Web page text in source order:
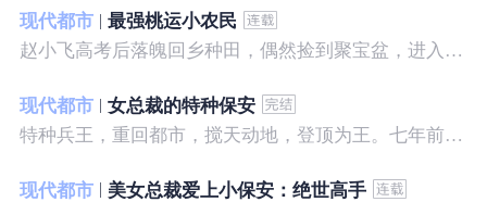
现代都市
最强桃运小农民
赵小飞高考后落魄回乡种田，偶然捡到聚宝盆，进入聚宝洞，从此开启了发家致富、拳打村霸、坐拥美女的桃运巅峰人生！
现代都市
女总裁的特种保安
特种兵王，重回都市，搅天动地，登顶为王。七年前，他是社会底层的小混混，七年后，他是经历过战与火考验的特种兵王。
现代都市
美女总裁爱上小保安：绝世高手